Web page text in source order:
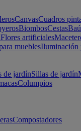
CanvasCuadros
BiombosCestas
Flores artificiales
mueblesIluminación
de jardínSillas de jardín
Columpios
Compostadores